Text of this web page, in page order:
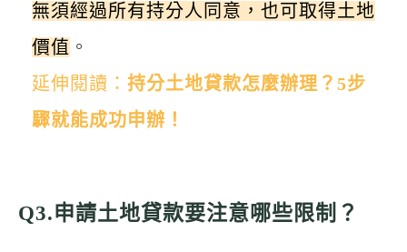
無須經過所有持分人同意，也可取得土地
價值 。
延伸閱讀： 持分土地貸款怎麼辦理？5步
驟就能成功申辦！
Q3.申請土地貸款要注意哪些限制？